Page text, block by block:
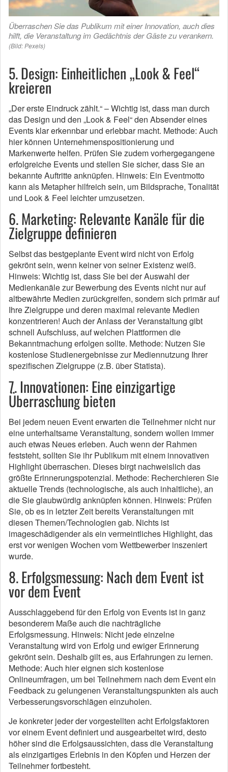
Überraschen Sie das Publikum mit einer Innovation, auch dies
hilft, die Veranstaltung im Gedächtnis der Gäste zu verankern.
(Bild: Pexels)
5. Design: Einheitlichen „Look & Feel“
kreieren
„Der erste Eindruck zählt.“ – Wichtig ist, dass man durch
das Design und den „Look & Feel“ den Absender eines
Events klar erkennbar und erlebbar macht. Methode: Auch
hier können Unternehmenspositionierung und
Markenwerte helfen. Prüfen Sie zudem vorhergegangene
erfolgreiche Events und stellen Sie sicher, dass Sie an
bekannte Auftritte anknüpfen. Hinweis: Ein Eventmotto
kann als Metapher hilfreich sein, um Bildsprache, Tonalität
und Look & Feel leichter umzusetzen.
6. Marketing: Relevante Kanäle für die
Zielgruppe definieren
Selbst das bestgeplante Event wird nicht von Erfolg
gekrönt sein, wenn keiner von seiner Existenz weiß.
Hinweis: Wichtig ist, dass Sie bei der Auswahl der
Medienkanäle zur Bewerbung des Events nicht nur auf
altbewährte Medien zurückgreifen, sondern sich primär auf
Ihre Zielgruppe und deren maximal relevante Medien
konzentrieren! Auch der Anlass der Veranstaltung gibt
schnell Aufschluss, auf welchen Plattformen die
Bekanntmachung erfolgen sollte. Methode: Nutzen Sie
kostenlose Studienergebnisse zur Mediennutzung Ihrer
spezifischen Zielgruppe (z.B. über Statista).
7. Innovationen: Eine einzigartige
Überraschung bieten
Bei jedem neuen Event erwarten die Teilnehmer nicht nur
eine unterhaltsame Veranstaltung, sondern wollen immer
auch etwas Neues erleben. Auch wenn der Rahmen
feststeht, sollten Sie ihr Publikum mit einem innovativen
Highlight überraschen. Dieses birgt nachweislich das
größte Erinnerungspotenzial. Methode: Recherchieren Sie
aktuelle Trends (technologische, als auch inhaltliche), an
die Sie glaubwürdig anknüpfen können. Hinweis: Prüfen
Sie, ob es in letzter Zeit bereits Veranstaltungen mit
diesen Themen/Technologien gab. Nichts ist
imageschädigender als ein vermeintliches Highlight, das
erst vor wenigen Wochen vom Wettbewerber inszeniert
wurde.
8. Erfolgsmessung: Nach dem Event ist
vor dem Event
Ausschlaggebend für den Erfolg von Events ist in ganz
besonderem Maße auch die nachträgliche
Erfolgsmessung. Hinweis: Nicht jede einzelne
Veranstaltung wird von Erfolg und ewiger Erinnerung
gekrönt sein. Deshalb gilt es, aus Erfahrungen zu lernen.
Methode: Auch hier eignen sich kostenlose
Onlineumfragen, um bei Teilnehmern nach dem Event ein
Feedback zu gelungenen Veranstaltungspunkten als auch
Verbesserungsvorschlägen einzuholen.
Je konkreter jeder der vorgestellten acht Erfolgsfaktoren
vor einem Event definiert und ausgearbeitet wird, desto
höher sind die Erfolgsaussichten, dass die Veranstaltung
als einzigartiges Erlebnis in den Köpfen und Herzen der
Teilnehmer fortbesteht.